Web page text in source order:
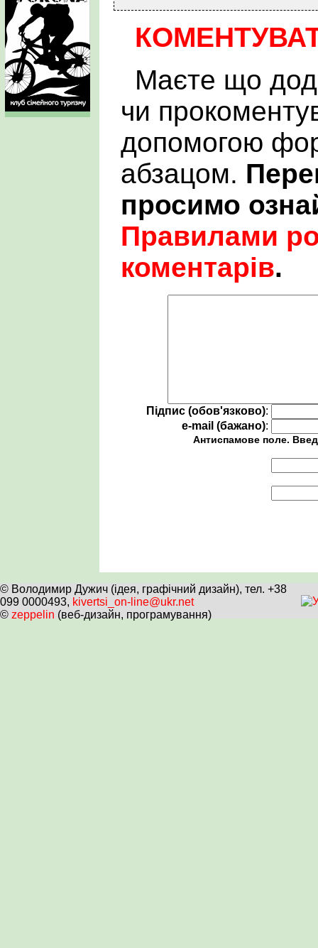
Маєте що
чи
допомогою
абзацом.
просимо
Правилами
коментарів.
Підпис (обов'язково):
e-mail (бажано):
Антиспамове поле.
© Володимир Дужич (ідея, графічний дизайн), тел. +38
099 0000493, kivertsi_on-line@ukr.net
© zeppelin (веб-дизайн, програмування)